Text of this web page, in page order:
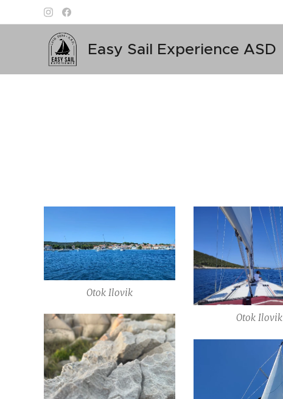
Easy Sail Experience ASD
Otok Ilovik
Otok Ilovik